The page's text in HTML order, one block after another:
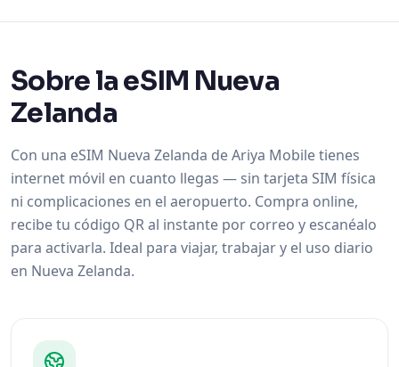
Sobre la eSIM Nueva
Zelanda
Con una eSIM Nueva Zelanda de Ariya Mobile tienes
internet móvil en cuanto llegas — sin tarjeta SIM física
ni complicaciones en el aeropuerto. Compra online,
recibe tu código QR al instante por correo y escanéalo
para activarla. Ideal para viajar, trabajar y el uso diario
en Nueva Zelanda.